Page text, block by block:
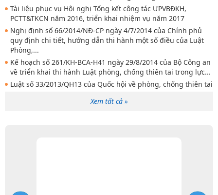
Tài liệu phục vụ Hội nghị Tổng kết công tác ƯPVBĐKH,
PCTT&TKCN năm 2016, triển khai nhiệm vụ năm 2017
Nghị định số 66/2014/NĐ-CP ngày 4/7/2014 của Chính phủ
quy định chi tiết, hướng dẫn thi hành một số điều của Luật
Phòng,...
Kế hoạch số 261/KH-BCA-H41 ngày 29/8/2014 của Bộ Công an
về triển khai thi hành Luật phòng, chống thiên tai trong lực...
Luật số 33/2013/QH13 của Quốc hội về phòng, chống thiên tai
Xem tất cả »